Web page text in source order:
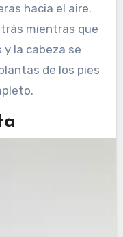
hacia el aire.
mientras que
la cabeza se
de los pies